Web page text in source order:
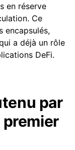
en réserve
Ce
encapsulés,
a déjà un rôle
DeFi.
par